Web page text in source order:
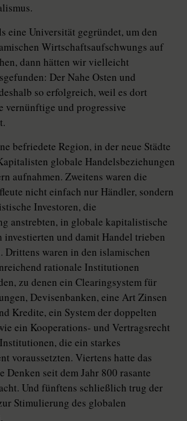
eine Universität gegründet, um den
Wirtschaftsaufschwungs auf
dann hätten wir vielleicht
Der Nahe Osten und
so erfolgreich, weil es dort
vernünftige und progressive
befriedete Region, in der neue Städte
globale Handelsbeziehungen
aufnahmen. Zweitens waren die
nicht einfach nur Händler, sondern
Investoren, die
anstrebten, in globale kapitalistische
investierten und damit Handel trieben
Drittens waren in den islamischen
rationale Institutionen
zu denen ein Clearingsystem für
Devisenbanken, eine Art Zinsen
Kredite, ein System der doppelten
ein Kooperations- und Vertragsrecht
die ein starkes
voraussetzten. Viertens hatte das
Denken seit dem Jahr 800 rasante
Und fünftens schließlich trug der
Stimulierung des globalen